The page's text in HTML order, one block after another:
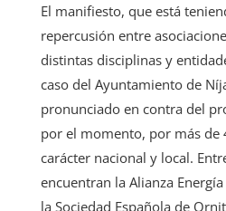
El manifiesto, que está
repercusión entre
distintas disciplinas y
caso del Ayuntamiento de
pronunciado en contra del
por el momento, por más de
carácter nacional y local.
encuentran la Alianza
la Sociedad Española de